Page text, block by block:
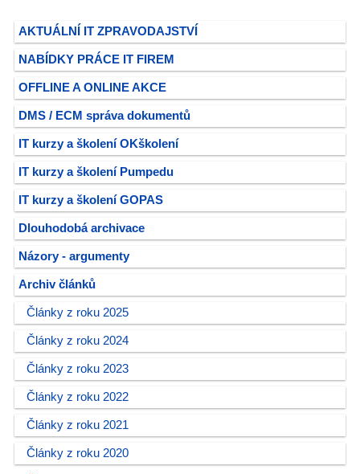
AKTUÁLNÍ IT ZPRAVODAJSTVÍ
NABÍDKY PRÁCE IT FIREM
OFFLINE A ONLINE AKCE
DMS / ECM správa dokumentů
IT kurzy a školení OKškolení
IT kurzy a školení Pumpedu
IT kurzy a školení GOPAS
Dlouhodobá archivace
Názory - argumenty
Archiv článků
Články z roku 2025
Články z roku 2024
Články z roku 2023
Články z roku 2022
Články z roku 2021
Články z roku 2020